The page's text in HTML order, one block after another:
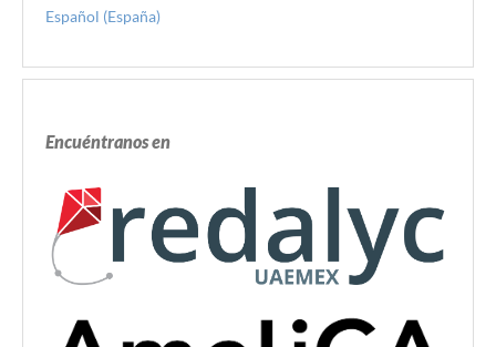
Español (España)
Encuéntranos en